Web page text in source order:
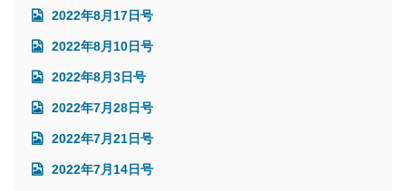
2022年8月17日号
2022年8月10日号
2022年8月3日号
2022年7月28日号
2022年7月21日号
2022年7月14日号